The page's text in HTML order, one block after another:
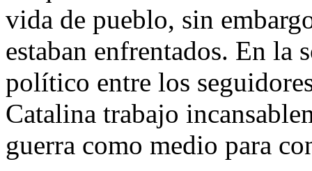
vida de pueblo, sin
estaban enfrentados. En la
político entre los
Catalina trabajo
guerra como medio para